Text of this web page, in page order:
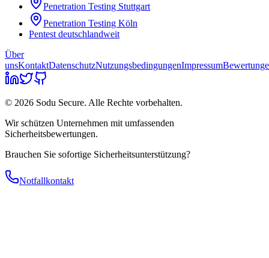
Penetration Testing Stuttgart
Penetration Testing Köln
Pentest deutschlandweit
Über
unsKontaktDatenschutzNutzungsbedingungenImpressum
© 2026 Sodu Secure. Alle Rechte vorbehalten.
Wir schützen Unternehmen mit umfassenden
Sicherheitsbewertungen.
Brauchen Sie sofortige Sicherheitsunterstützung?
Notfallkontakt